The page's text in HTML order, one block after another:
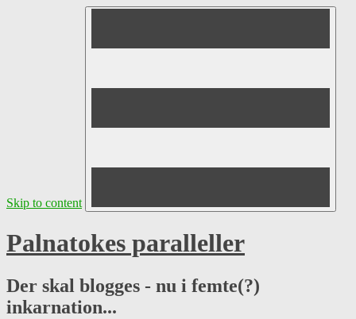
Skip to content
Palnatokes paralleller
Der skal blogges - nu i femte(?)
inkarnation...